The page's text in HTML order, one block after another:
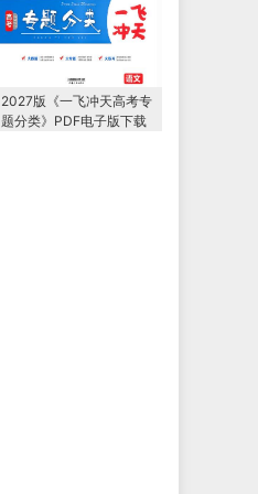
2027版《一飞冲天高考专
题分类》PDF电子版下载